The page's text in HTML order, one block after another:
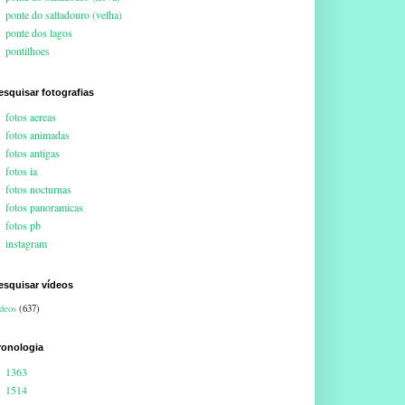
ponte do saltadouro (velha)
ponte dos lagos
pontilhoes
fotografias
fotos aereas
fotos animadas
fotos antigas
fotos ia
fotos nocturnas
fotos panoramicas
fotos pb
instagram
vídeos
(637)
1363
1514